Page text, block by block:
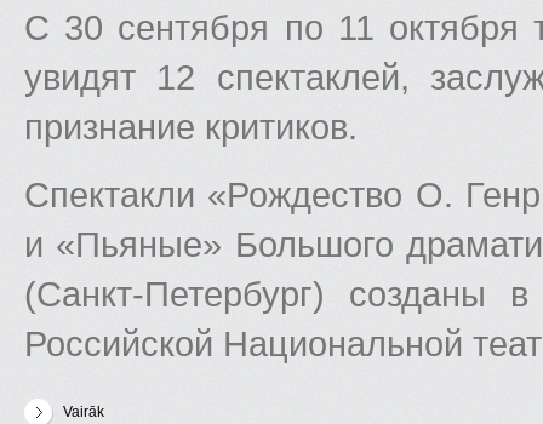
С 30 сентября по 11 октября
увидят 12 спектаклей,
признание критиков.
Спектакли «Рождество О.
и «Пьяные» Большого
(Санкт-Петербург) созданы
Российской Национальной
Vairāk